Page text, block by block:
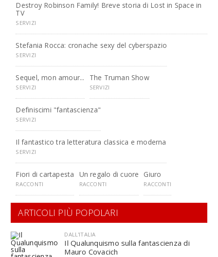
Destroy Robinson Family! Breve storia di Lost in Space in
TV
SERVIZI
Stefania Rocca: cronache sexy del cyberspazio
SERVIZI
Sequel, mon amour...
SERVIZI
The Truman Show
SERVIZI
Definiscimi "fantascienza"
SERVIZI
Il fantastico tra letteratura classica e moderna
SERVIZI
Fiori di cartapesta
RACCONTI
Un regalo di cuore
RACCONTI
Giuro
RACCONTI
ARTICOLI PIÙ POPOLARI
DALL'ITALIA
Il Qualunquismo sulla fantascienza di
Mauro Covacich